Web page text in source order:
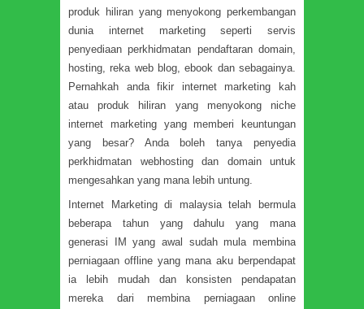
produk hiliran yang menyokong perkembangan
dunia internet marketing seperti servis
penyediaan perkhidmatan pendaftaran domain,
hosting, reka web blog, ebook dan sebagainya.
Pernahkah anda fikir internet marketing kah
atau produk hiliran yang menyokong niche
internet marketing yang memberi keuntungan
yang besar? Anda boleh tanya penyedia
perkhidmatan webhosting dan domain untuk
mengesahkan yang mana lebih untung.
Internet Marketing di malaysia telah bermula
beberapa tahun yang dahulu yang mana
generasi IM yang awal sudah mula membina
perniagaan offline yang mana aku berpendapat
ia lebih mudah dan konsisten pendapatan
mereka dari membina perniagaan online